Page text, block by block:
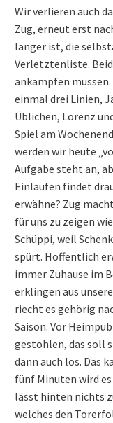
Wir verlieren auch
Zug, erneut erst
länger ist, die
Verletztenliste.
ankämpfen
einmal drei Linien,
Üblichen, Lorenz
Spiel am
werden wir heute
Aufgabe steht an,
Einlaufen findet
erwähne? Zug
für uns zu zeigen
Schüppi, weil
spürt. Hoffentlich
immer Zuhause im
erklingen aus
riecht es gehörig
Saison. Vor
gestohlen, das soll
dann auch los. Das
fünf Minuten wird
lässt hinten nichts
welches den